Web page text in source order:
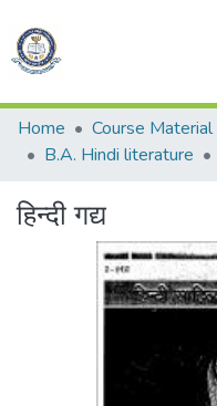
All
Home
Course
B.A. Hindi literature
हिन्दी गद्य